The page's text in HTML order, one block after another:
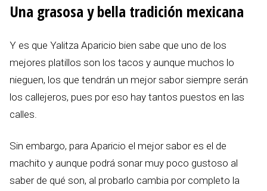
Una grasosa y bella tradición mexicana
Y es que Yalitza Aparicio bien sabe que uno de los
mejores platillos son los tacos y aunque muchos lo
nieguen, los que tendrán un mejor sabor siempre serán
los callejeros, pues por eso hay tantos puestos en las
calles.
Sin embargo, para Aparicio el mejor sabor es el de
machito y aunque podrá sonar muy poco gustoso al
saber de qué son, al probarlo cambia por completo la